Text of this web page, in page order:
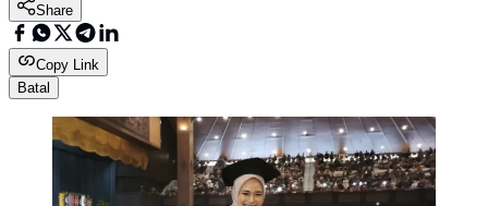
Share
Copy Link
Batal